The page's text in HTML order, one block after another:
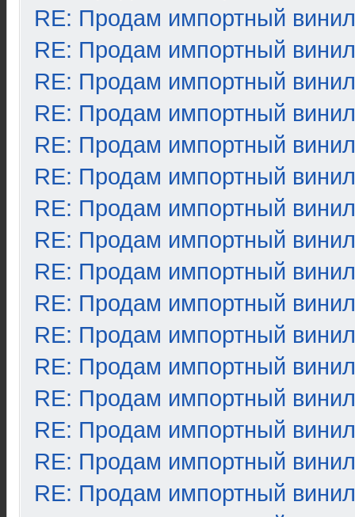
RE: Продам импортный винил
RE: Продам импортный винил
RE: Продам импортный винил
RE: Продам импортный винил
RE: Продам импортный винил
RE: Продам импортный винил
RE: Продам импортный винил
RE: Продам импортный винил
RE: Продам импортный винил
RE: Продам импортный винил
RE: Продам импортный винил
RE: Продам импортный винил
RE: Продам импортный винил
RE: Продам импортный винил
RE: Продам импортный винил
RE: Продам импортный винил